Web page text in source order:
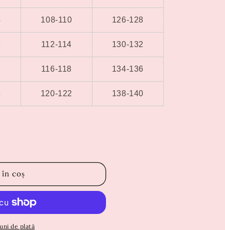
108-110 126-128
112-114 130-132
116-118 134-136
120-122 138-140
în coș
de plată